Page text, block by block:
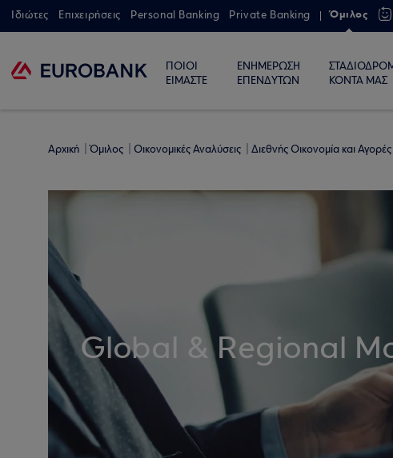
Ιδιώτες Επιχειρήσεις Personal Banking Private Banking Όμιλος
ΠΟΙΟΙ
ΕΙΜΑΣΤΕ
ΕΝΗΜΕΡΩΣΗ
ΕΠΕΝΔΥΤΩΝ
ΚΟΝΤΑ ΜΑΣ
Αρχική Όμιλος Οικονομικές Αναλύσεις Διεθνής Οικονομία και Αγορές
Global & Regional